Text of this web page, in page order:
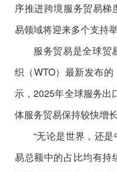
序推进跨境服务贸易梯
易领域将迎来多个支持
服务贸易是全球贸
织（WTO）最新发布
示，2025年全球服务出
体服务贸易保持较快增长
“无论是世界，还
易总额中的占比均有持